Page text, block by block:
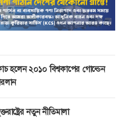
হলেন ২০১০ বিশ্বকাপের গোল্ডেন
নতুন নীতিমালা